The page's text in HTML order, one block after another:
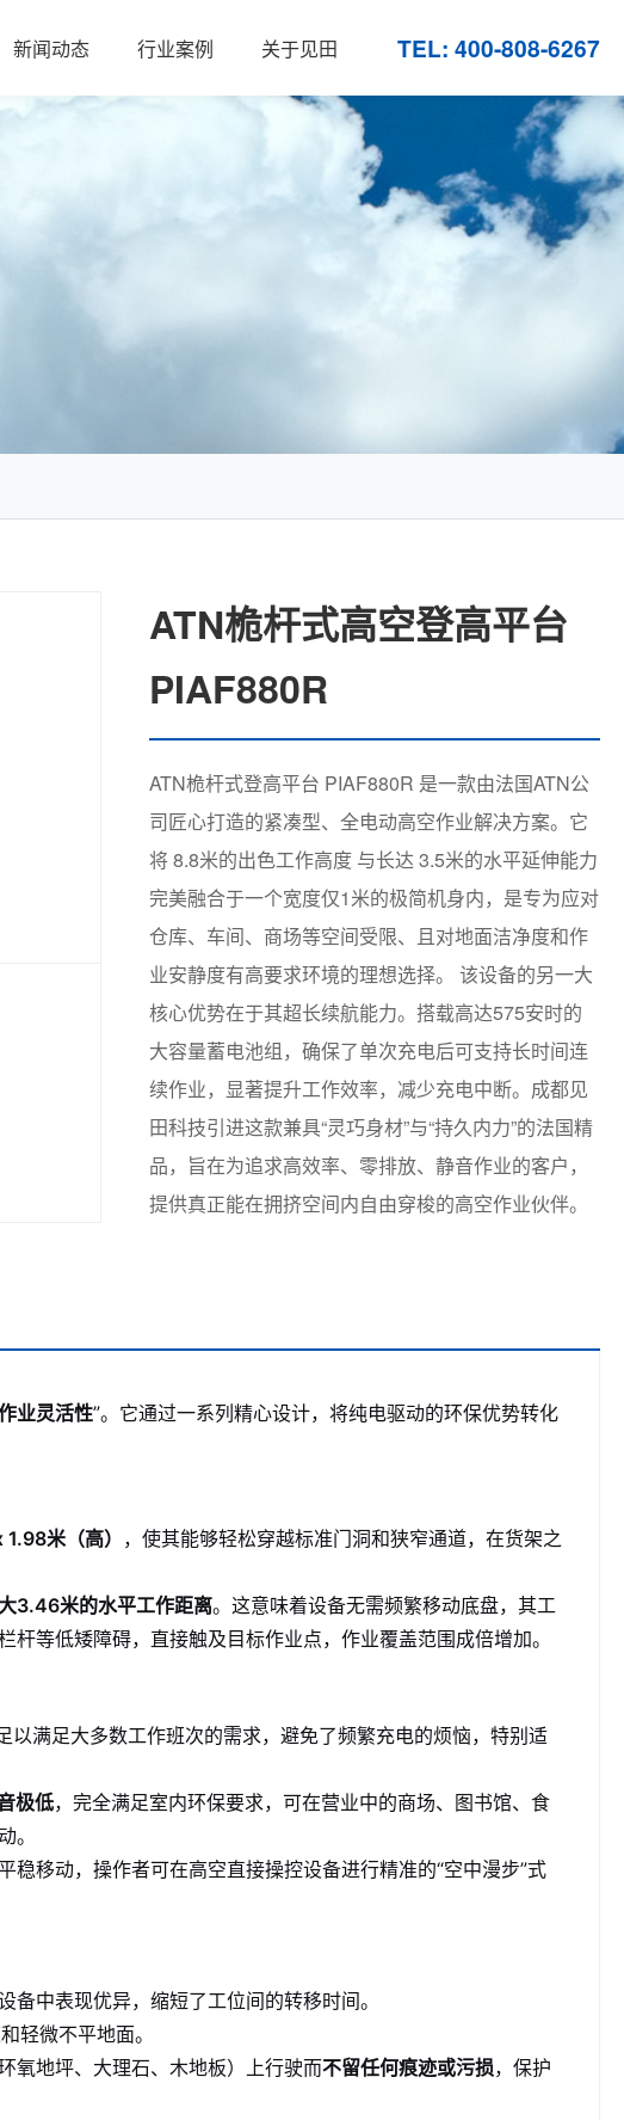
新闻动态 行业案例 关于见田 TEL: 400-808-6267
ATN桅杆式高空登高平台
PIAF880R
ATN桅杆式登高平台 PIAF880R 是一款由法国ATN公
司匠心打造的紧凑型、全电动高空作业解决方案。它
将 8.8米的出色工作高度 与长达 3.5米的水平延伸能力
完美融合于一个宽度仅1米的极简机身内，是专为应对
仓库、车间、商场等空间受限、且对地面洁净度和作
业安静度有高要求环境的理想选择。 该设备的另一大
核心优势在于其超长续航能力。搭载高达575安时的
大容量蓄电池组，确保了单次充电后可支持长时间连
续作业，显著提升工作效率，减少充电中断。成都见
田科技引进这款兼具“灵巧身材”与“持久内力”的法国精
品，旨在为追求高效率、零排放、静音作业的客户，
提供真正能在拥挤空间内自由穿梭的高空作业伙伴。
业灵活性”。它通过一系列精心设计，将纯电驱动的环保优势转化
米（高） ，使其能够轻松穿越标准门洞和狭窄通道，在货架之
3.46米的水平工作距离。这意味着设备无需频繁移动底盘，其工
等低矮障碍，直接触及目标作业点，作业覆盖范围成倍增加。
以满足大多数工作班次的需求，避免了频繁充电的烦恼，特别适
极低，完全满足室内环保要求，可在营业中的商场、图书馆、食
。
稳移动，操作者可在高空直接操控设备进行精准的“空中漫步”式
备中表现优异，缩短了工位间的转移时间。
轻微不平地面。
氧地坪、大理石、木地板）上行驶而不留任何痕迹或污损，保护